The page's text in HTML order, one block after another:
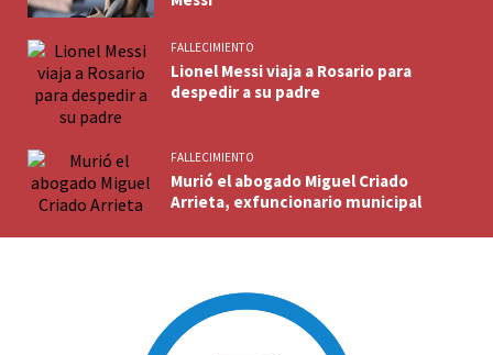
FALLECIMIENTO
Lionel Messi viaja a Rosario para
despedir a su padre
FALLECIMIENTO
Murió el abogado Miguel Criado
Arrieta, exfuncionario municipal